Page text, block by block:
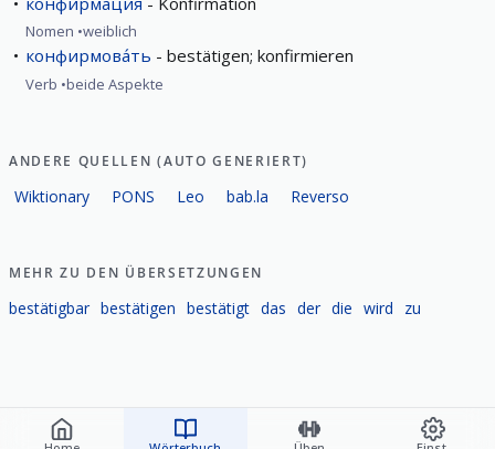
Nomen weiblich
конфирмова́ть bestätigen; konfirmieren
Verb beide Aspekte
ANDERE QUELLEN (AUTO GENERIERT)
Wiktionary PONS Leo bab.la Reverso
MEHR ZU DEN ÜBERSETZUNGEN
bestätigbar bestätigen bestätigt das der die wird zu